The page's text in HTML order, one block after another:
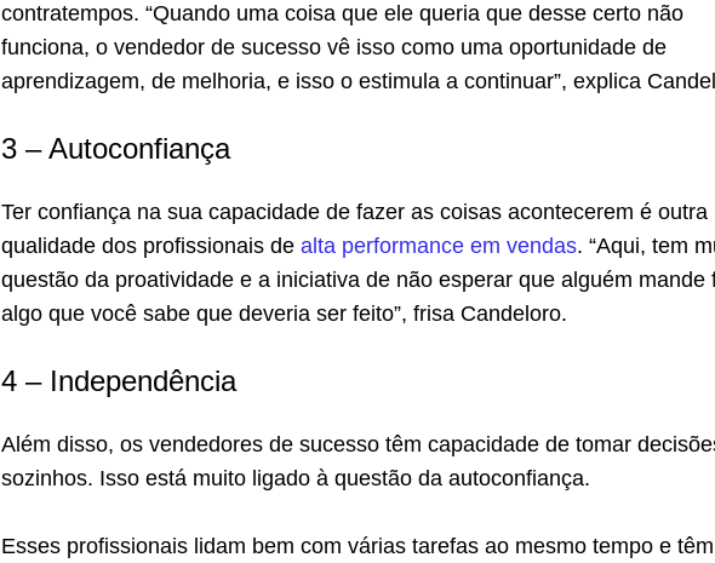
contratempos. “Quando uma coisa que ele queria que desse certo não
funciona, o vendedor de sucesso vê isso como uma oportunidade de
aprendizagem, de melhoria, e isso o estimula a continuar”, explica
3 – Autoconfiança
Ter confiança na sua capacidade de fazer as coisas acontecerem é outra
qualidade dos profissionais de alta performance em vendas. “Aqui, tem
questão da proatividade e a iniciativa de não esperar que alguém mande
algo que você sabe que deveria ser feito”, frisa Candeloro.
4 – Independência
Além disso, os vendedores de sucesso têm capacidade de tomar
sozinhos. Isso está muito ligado à questão da autoconfiança.
Esses profissionais lidam bem com várias tarefas ao mesmo tempo e